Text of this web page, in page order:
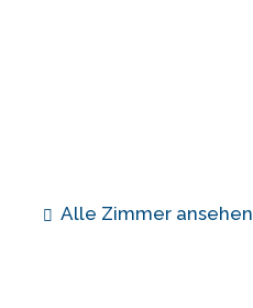
Alle Zimmer ansehen